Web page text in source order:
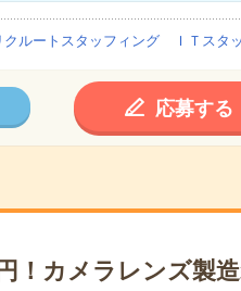
クルートスタッフィング ＩＴスタ
応募する
！カメラレンズ製